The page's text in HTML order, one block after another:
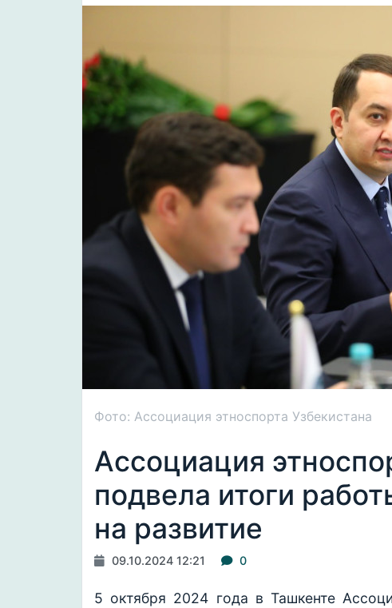
Фото: Ассоциация этноспорта Узбекистана
Ассоциация
подвела итоги
на развитие
09.10.2024 12:21 0
5 октября 2024 года в Ташкенте